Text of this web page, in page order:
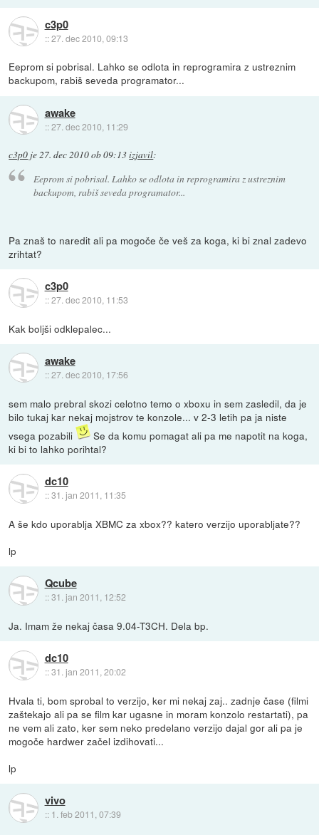
c3p0
::27. dec 2010, 09:13
Eeprom si pobrisal. Lahko se odlota in reprogramira z ustreznim
backupom, rabiš seveda programator...
awake
::27. dec 2010, 11:29
c3p0 je27. dec 2010 ob 09:13izjavil:
Eeprom si pobrisal. Lahko se odlota in reprogramira z ustreznim
backupom, rabiš seveda programator...
Pa znaš to naredit ali pa mogoče če veš za koga, ki bi znal zadevo
zrihtat?
c3p0
::27. dec 2010, 11:53
Kak boljši odklepalec...
awake
::27. dec 2010, 17:56
sem malo prebral skozi celotno temo o xboxu in sem zasledil, da je
bilo tukaj kar nekaj mojstrov te konzole... v 2-3 letih pa ja niste
vsega pozabili
Se da komu pomagat ali pa me napotit na koga,
ki bi to lahko porihtal?
dc10
::31. jan 2011, 11:35
A še kdo uporablja XBMC za xbox?? katero verzijo uporabljate??
lp
Qcube
::31. jan 2011, 12:52
Ja. Imam že nekaj časa 9.04-T3CH. Dela bp.
dc10
::31. jan 2011, 20:02
Hvala ti, bom sprobal to verzijo, ker mi nekaj zaj.. zadnje čase (filmi
zaštekajo ali pa se film kar ugasne in moram konzolo restartati), pa
ne vem ali zato, ker sem neko predelano verzijo dajal gor ali pa je
mogoče hardwer začel izdihovati...
lp
vivo
:: 1. feb 2011, 07:39